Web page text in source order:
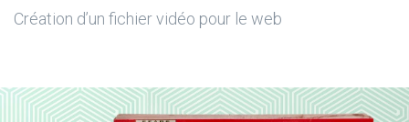
Création d’un fichier vidéo pour le web